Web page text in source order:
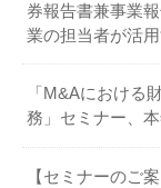
券報告書兼事業
業の担当者が活
「M&Aにおける
務」セミナー、
【セミナーのご